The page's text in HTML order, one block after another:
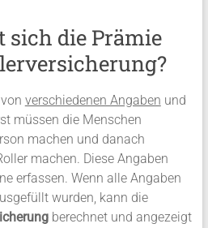
sich die Prämie
verschiedenen Angaben und
müssen die Menschen
machen und danach
machen. Diese Angaben
erfassen. Wenn alle Angaben
wurden, kann die
berechnet und angezeigt